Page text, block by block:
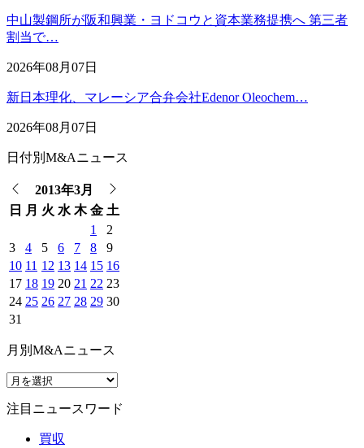
中山製鋼所が阪和興業・ヨドコウと資本業務提携へ 第三者
割当で…
2026年08月07日
新日本理化、マレーシア合弁会社Edenor Oleochem…
2026年08月07日
日付別M&Aニュース
2013年3月
日
月 火 水 木 金 土
1
2
3
4 5 6 7 8
9
10 11 12 13 14 15 16
17 18 19 20 21 22 23
24 25 26 27 28 29 30
31
月別M&Aニュース
注目ニュースワード
買収